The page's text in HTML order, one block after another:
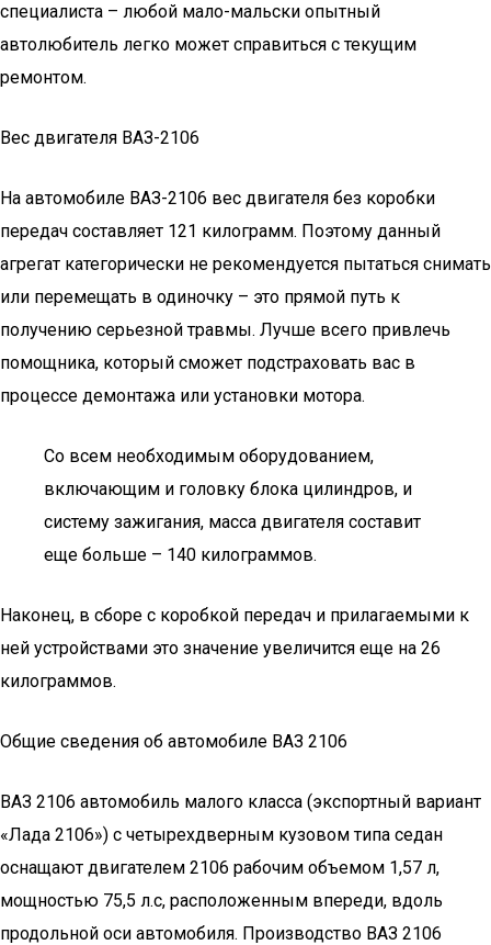
специалиста – любой мало-мальски опытный
автолюбитель легко может справиться с текущим
ремонтом.
Вес двигателя ВАЗ-2106
На автомобиле ВАЗ-2106 вес двигателя без коробки
передач составляет 121 килограмм. Поэтому данный
агрегат категорически не рекомендуется пытаться снимать
или перемещать в одиночку – это прямой путь к
получению серьезной травмы. Лучше всего привлечь
помощника, который сможет подстраховать вас в
процессе демонтажа или установки мотора.
Со всем необходимым оборудованием,
включающим и головку блока цилиндров, и
систему зажигания, масса двигателя составит
еще больше – 140 килограммов.
Наконец, в сборе с коробкой передач и прилагаемыми к
ней устройствами это значение увеличится еще на 26
килограммов.
Общие сведения об автомобиле ВАЗ 2106
ВАЗ 2106 автомобиль малого класса (экспортный вариант
«Лада 2106») с четырехдверным кузовом типа седан
оснащают двигателем 2106 рабочим объемом 1,57 л,
мощностью 75,5 л.с, расположенным впереди, вдоль
продольной оси автомобиля. Производство ВАЗ 2106